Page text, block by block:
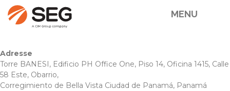
MENU
Adresse
Torre BANESI, Edificio PH Office One, Piso 14, Oficina 1415, Calle
58 Este, Obarrio,
Corregimiento de Bella Vista Ciudad de Panamá, Panamá